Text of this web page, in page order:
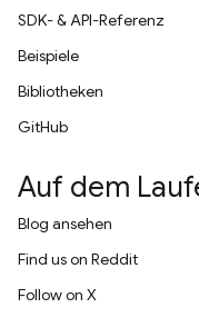
SDK- & API-Referenz
Beispiele
Bibliotheken
GitHub
Auf dem
Blog ansehen
Find us on Reddit
Follow on X